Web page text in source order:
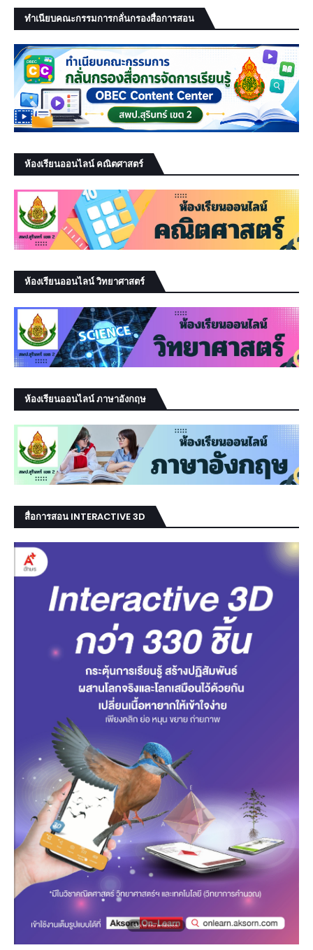
ทำเนียบคณะกรรมการกลั่นกรองสื่อการสอน
ห้องเรียนออนไลน์ คณิตศาสตร์
ห้องเรียนออนไลน์ วิทยาศาสตร์
ห้องเรียนออนไลน์ ภาษาอังกฤษ
สื่อการสอน INTERACTIVE 3D